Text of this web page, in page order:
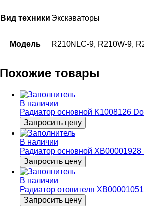
Вид техники Экскаваторы
Модель R210NLC-9, R210W-9,
Похожие товары
В наличии
Радиатор основной K1008126
Запросить цену
В наличии
Радиатор основной
Запросить цену
В наличии
Радиатор отопителя
Запросить цену